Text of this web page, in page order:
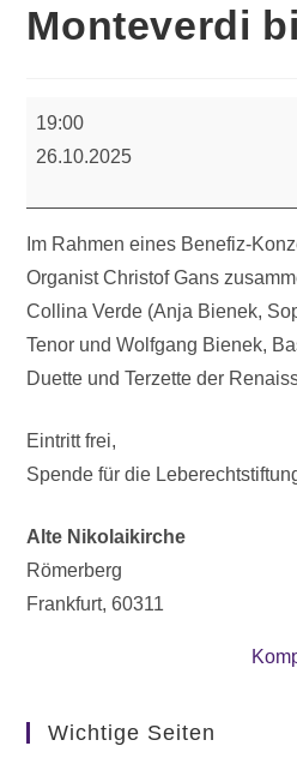
Monteverdi
19:00
26.10.2025
Im Rahmen eines Benefiz-
Organist Christof Gans
Collina Verde (Anja Bienek,
Tenor und Wolfgang Bienek,
Duette und Terzette der
Eintritt frei,
Spende für die
Alte Nikolaikirche
Römerberg
Frankfurt,60311
Wichtige Seiten